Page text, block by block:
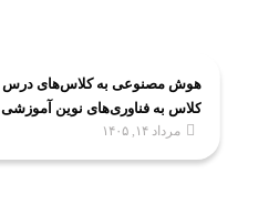
کلاس به فناوری‌های نوین آموزشی
مرداد ۱۴, ۱۴۰۵